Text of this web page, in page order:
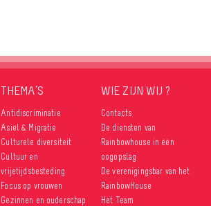
THEMA’S
Antidiscriminatie
Asiel & Migratie
Culturele diversiteit
Cultuur en
vrijetijdsbesteding
Focus op vrouwen
Gezinnen en ouderschap
WIE ZIJN WIJ ?
Contacts
De diensten van
Rainbowhouse in één
oogopslag
De verenigingsbar van het
RainbowHouse
Het Team